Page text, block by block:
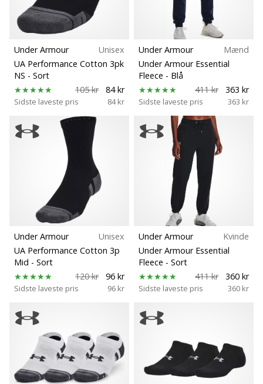
Under Armour
Unisex
UA Performance Cotton 3pk
NS - Sort
105 kr
84 kr
Sidste laveste pris 84 kr
Under Armour
Mænd
Under Armour Essential
Fleece - Blå
411 kr
363 kr
Sidste laveste pris 363 kr
Under Armour
Unisex
UA Performance Cotton 3p
Mid - Sort
120 kr
96 kr
Sidste laveste pris 96 kr
Under Armour
Kvinde
Under Armour Essential
Fleece - Sort
411 kr
360 kr
Sidste laveste pris 360 kr